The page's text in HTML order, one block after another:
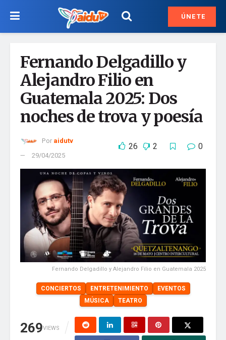
ÚNETE
Fernando Delgadillo y
Alejandro Filio en
Guatemala 2025: Dos
noches de trova y poesía
Por aidutv
29/04/2025
26 2 0
Fernando Delgadillo y Alejandro Filio en Guatemala 2025
CONCIERTOS ENTRETENIMIENTO
EVENTOS
MÚSICA
TEATRO
269VIEWS